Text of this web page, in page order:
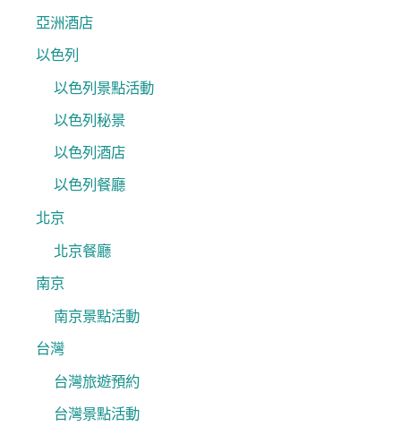
亞洲酒店
以色列
以色列景點活動
以色列秘景
以色列酒店
以色列餐廳
北京
北京餐廳
南京
南京景點活動
台灣
台灣旅遊預約
台灣景點活動